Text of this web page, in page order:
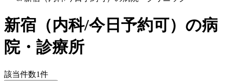
新宿 （内科/今日予約可） の病
院・診療所
該当件数1件